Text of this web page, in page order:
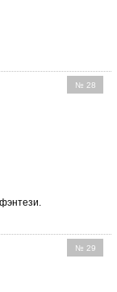
№ 28
№ 29